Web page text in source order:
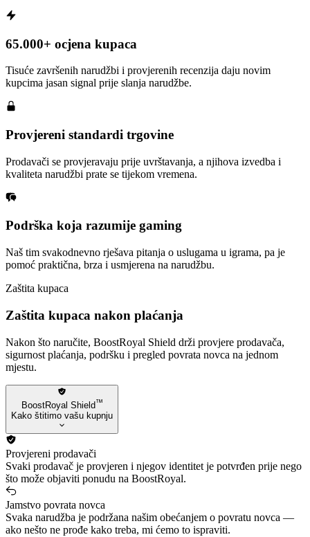
65.000+ ocjena kupaca
Tisuće završenih narudžbi i provjerenih recenzija daju novim
kupcima jasan signal prije slanja narudžbe.
Provjereni standardi trgovine
Prodavači se provjeravaju prije uvrštavanja, a njihova izvedba i
kvaliteta narudžbi prate se tijekom vremena.
Podrška koja razumije gaming
Naš tim svakodnevno rješava pitanja o uslugama u igrama, pa je
pomoć praktična, brza i usmjerena na narudžbu.
Zaštita kupaca
Zaštita kupaca nakon plaćanja
Nakon što naručite, BoostRoyal Shield drži provjere prodavača,
sigurnost plaćanja, podršku i pregled povrata novca na jednom
mjestu.
BoostRoyal Shield™
Kako štitimo vašu kupnju
Provjereni prodavači
Svaki prodavač je provjeren i njegov identitet je potvrđen prije nego
što može objaviti ponudu na BoostRoyal.
Jamstvo povrata novca
Svaka narudžba je podržana našim obećanjem o povratu novca —
ako nešto ne prođe kako treba, mi ćemo to ispraviti.